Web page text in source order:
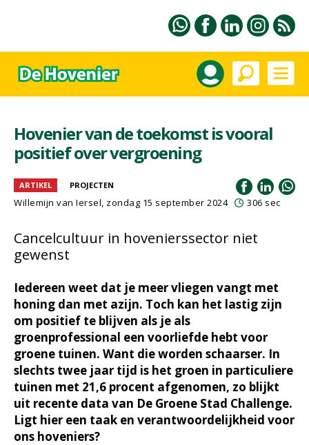
Hovenier van de toekomst is vooral
positief over vergroening
ARTIKEL PROJECTEN
Willemijn van Iersel, zondag 15 september 2024 306 sec
Cancelcultuur in hovenierssector niet
gewenst
Iedereen weet dat je meer vliegen vangt met
honing dan met azijn. Toch kan het lastig zijn
om positief te blijven als je als
groenprofessional een voorliefde hebt voor
groene tuinen. Want die worden schaarser. In
slechts twee jaar tijd is het groen in particuliere
tuinen met 21,6 procent afgenomen, zo blijkt
uit recente data van De Groene Stad Challenge.
Ligt hier een taak en verantwoordelijkheid voor
ons hoveniers?